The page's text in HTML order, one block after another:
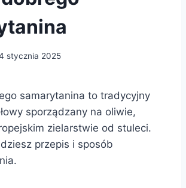
stycznia 2025
samarytanina to tradycyjny
sporządzany na oliwie,
zielarstwie od stuleci.
przepis i sposób